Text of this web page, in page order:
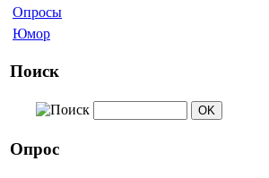
Опросы
Юмор
Поиск
Опрос